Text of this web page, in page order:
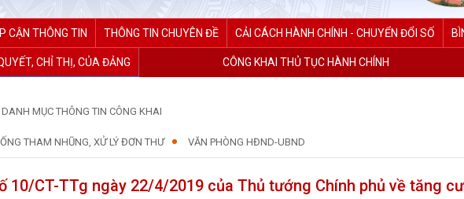
CẬN THÔNG TIN THÔNG TIN CHUYÊN ĐỀ CẢI CÁCH HÀNH CHÍNH - CHUYỂN ĐỔI SỐ
CHỈ THỊ, CỦA ĐẢNG CÔNG KHAI THỦ TỤC HÀNH CHÍNH
DANH MỤC THÔNG TIN CÔNG KHAI
THAM NHŨNG, XỬ LÝ ĐƠN THƯ VĂN PHÒNG HĐND-UBND
10/CT-TTg ngày 22/4/2019 của Thủ tướng Chính phủ về tăng